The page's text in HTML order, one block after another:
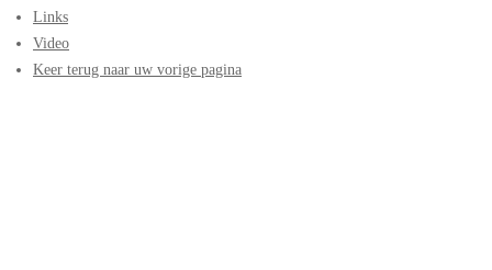
Links
Video
Keer terug naar uw vorige pagina